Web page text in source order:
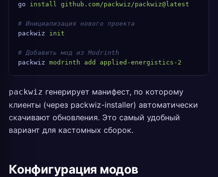
go install github.com/packwiz/packwiz@latest
# Инициализация нового проекта
packwiz init
# Добавить мод из Modrinth
packwiz modrinth add applied-energistics-2
packwiz генерирует манифест, по которому
клиенты (через packwiz-installer) автоматически
скачивают обновления. Это самый удобный
вариант для кастомных сборок.
Конфигурация модов